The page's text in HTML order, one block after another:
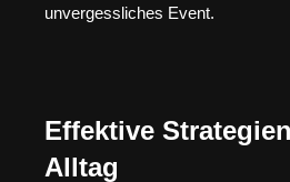
unvergessliches Event.
Effektive
Alltag